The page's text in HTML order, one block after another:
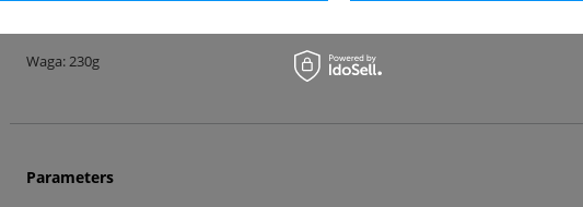
Waga: 230g
Parameters